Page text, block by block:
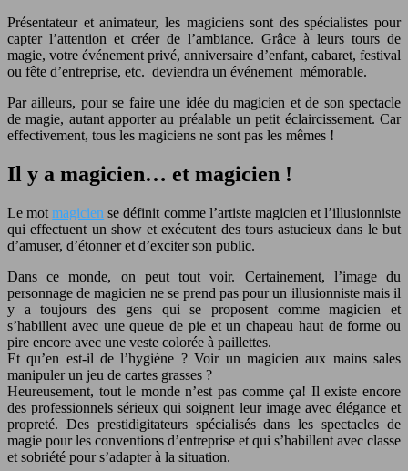
Présentateur et animateur, les magiciens sont des spécialistes pour
capter l’attention et créer de l’ambiance. Grâce à leurs tours de
magie, votre événement privé, anniversaire d’enfant, cabaret, festival
ou fête d’entreprise, etc. deviendra un événement mémorable.
Par ailleurs, pour se faire une idée du magicien et de son spectacle
de magie, autant apporter au préalable un petit éclaircissement. Car
effectivement, tous les magiciens ne sont pas les mêmes !
Il y a magicien… et magicien !
Le motmagicien se définit comme l’artiste magicien et l’illusionniste
qui effectuent un show et exécutent des tours astucieux dans le but
d’amuser, d’étonner et d’exciter son public.
Dans ce monde, on peut tout voir. Certainement, l’image du
personnage de magicien ne se prend pas pour un illusionniste mais il
y a toujours des gens qui se proposent comme magicien et
s’habillent avec une queue de pie et un chapeau haut de forme ou
pire encore avec une veste colorée à paillettes.
Et qu’en est-il de l’hygiène ? Voir un magicien aux mains sales
manipuler un jeu de cartes grasses ?
Heureusement, tout le monde n’est pas comme ça! Il existe encore
des professionnels sérieux qui soignent leur image avec élégance et
propreté. Des prestidigitateurs spécialisés dans les spectacles de
magie pour les conventions d’entreprise et qui s’habillent avec classe
et sobriété pour s’adapter à la situation.